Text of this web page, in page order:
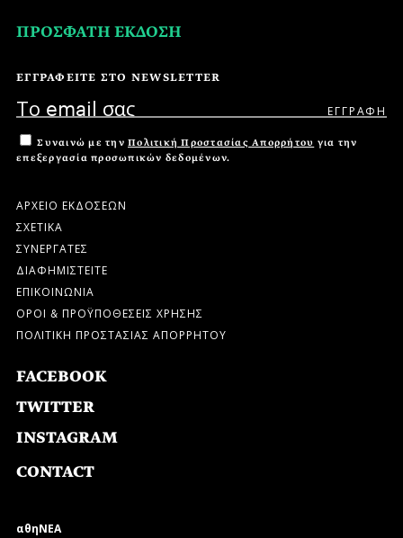
ΠΡΟΣΦΑΤΗ ΕΚΔΟΣΗ
ΕΓΓΡΑΦΕΙΤΕ ΣΤΟ NEWSLETTER
Συναινώ με την Πολιτική Προστασίας Απορρήτου για την
επεξεργασία προσωπικών δεδομένων.
ΑΡΧΕΙΟ ΕΚΔΟΣΕΩΝ
ΣΧΕΤΙΚΑ
ΣΥΝΕΡΓΑΤΕΣ
ΔΙΑΦΗΜΙΣΤΕΙΤΕ
ΕΠΙΚΟΙΝΩΝΙΑ
ΟΡΟΙ & ΠΡΟΫΠΟΘΕΣΕΙΣ ΧΡΗΣΗΣ
ΠΟΛΙΤΙΚΗ ΠΡΟΣΤΑΣΙΑΣ ΑΠΟΡΡΗΤΟΥ
FACEBOOK
TWITTER
INSTAGRAM
CONTACT
αθηΝΕΑ